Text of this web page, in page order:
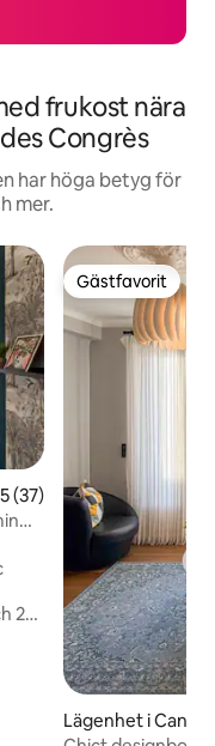
frukost nära
Congrès
har höga betyg för
mer.
5 i genomsnittligt
(37)
2
Gästfavorit
Gästfavorit
Lägenhet i